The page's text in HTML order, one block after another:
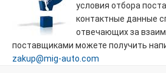
условия отбора
контактные данные
отвечающих за
поставщиками можете получить
zakup@mig-auto.com